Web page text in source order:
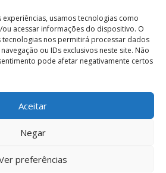
usamos tecnologias como
acessar informações do dispositivo. O
tecnologias nos permitirá processar dados
ou IDs exclusivos neste site. Não
pode afetar negativamente certos
Aceitar
Negar
preferências
2011-2026
Grita São Paulo